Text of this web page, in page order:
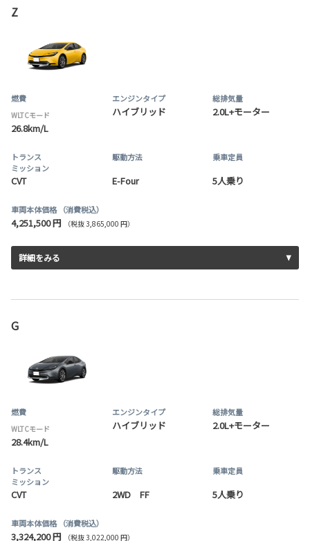
Z
燃費
WLTCモード
26.8km/L
エンジンタイプ
ハイブリッド
総排気量
2.0L+モーター
トランス
ミッション
CVT
駆動方法
E-Four
乗車定員
5人乗り
車両本体価格 （消費税込）
4,251,500 円 （税抜 3,865,000 円）
詳細をみる
G
燃費
WLTCモード
28.4km/L
エンジンタイプ
ハイブリッド
総排気量
2.0L+モーター
トランス
ミッション
CVT
駆動方法
2WD FF
乗車定員
5人乗り
車両本体価格 （消費税込）
3,324,200 円 （税抜 3,022,000 円）